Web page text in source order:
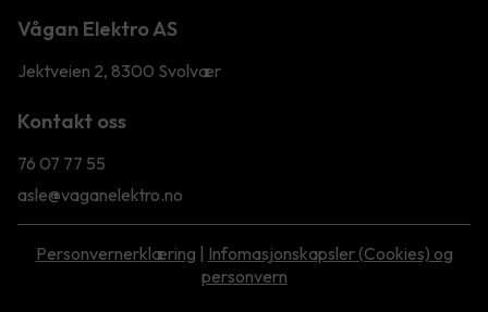
Vågan Elektro AS
Jektveien 2, 8300 Svolvær
Kontakt oss
76 07 77 55
asle@vaganelektro.no
Personvernerklæring
Infomasjonskapsler (Cookies) og
personvern